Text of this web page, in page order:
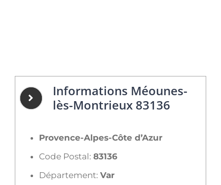
Informations Méounes-
lès-Montrieux 83136
Provence-Alpes-Côte d’Azur
Code Postal: 83136
Département: Var